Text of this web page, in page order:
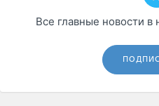
Все главные новости в